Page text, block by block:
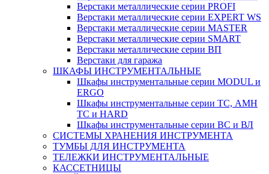
Верстаки металлические серии PROFI
Верстаки металлические серии EXPERT WS
Верстаки металлические серии MASTER
Верстаки металлические серии SMART
Верстаки металлические серии ВП
Верстаки для гаража
ШКАФЫ ИНСТРУМЕНТАЛЬНЫЕ
Шкафы инструментальные серии MODUL и
ERGO
Шкафы инструментальные серии ТС, АМН
ТС и HARD
Шкафы инструментальные серии ВС и ВЛ
СИСТЕМЫ ХРАНЕНИЯ ИНСТРУМЕНТА
ТУМБЫ ДЛЯ ИНСТРУМЕНТА
ТЕЛЕЖКИ ИНСТРУМЕНТАЛЬНЫЕ
КАССЕТНИЦЫ